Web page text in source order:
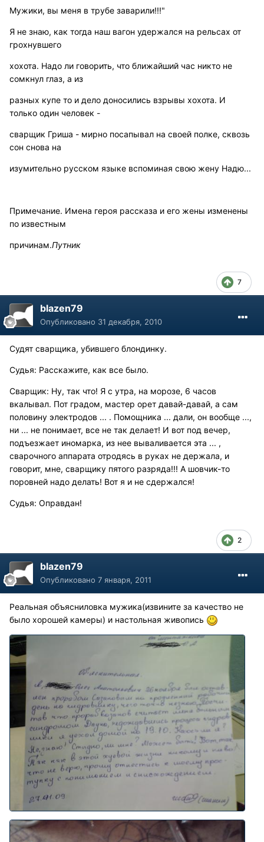
Мужики, вы меня в трубе заварили!!!"
Я не знаю, как тогда наш вагон удержался на рельсах от
грохнувшего
хохота. Надо ли говорить, что ближайший час никто не
сомкнул глаз, а из
разных купе то и дело доносились взрывы хохота. И
только один человек -
сварщик Гриша - мирно посапывал на своей полке, сквозь
сон снова на
изумительно русском языке вспоминая свою жену Надю...
Примечание. Имена героя рассказа и его жены изменены
по известным
причинам.Путник
7
blazen79
Опубликовано 31 декабря, 2010
Судят сварщика, убившего блондинку.
Судья: Расскажите, как все было.
Сварщик: Ну, так что! Я с утра, на морозе, 6 часов
вкалывал. Пот градом, мастер орет давай-давай, а сам
половину электродов ... . Помощника ... дали, он вообще ...,
ни ... не понимает, все не так делает! И вот под вечер,
подъезжает иномарка, из нее вываливается эта ... ,
сварочного аппарата отродясь в руках не держала, и
говорит, мне, сварщику пятого разряда!!! А шовчик-то
поровней надо делать! Вот я и не сдержался!
Судья: Оправдан!
2
blazen79
Опубликовано 7 января, 2011
Реальная объясниловка мужика(извините за качество не
было хорошей камеры) и настольная живопись